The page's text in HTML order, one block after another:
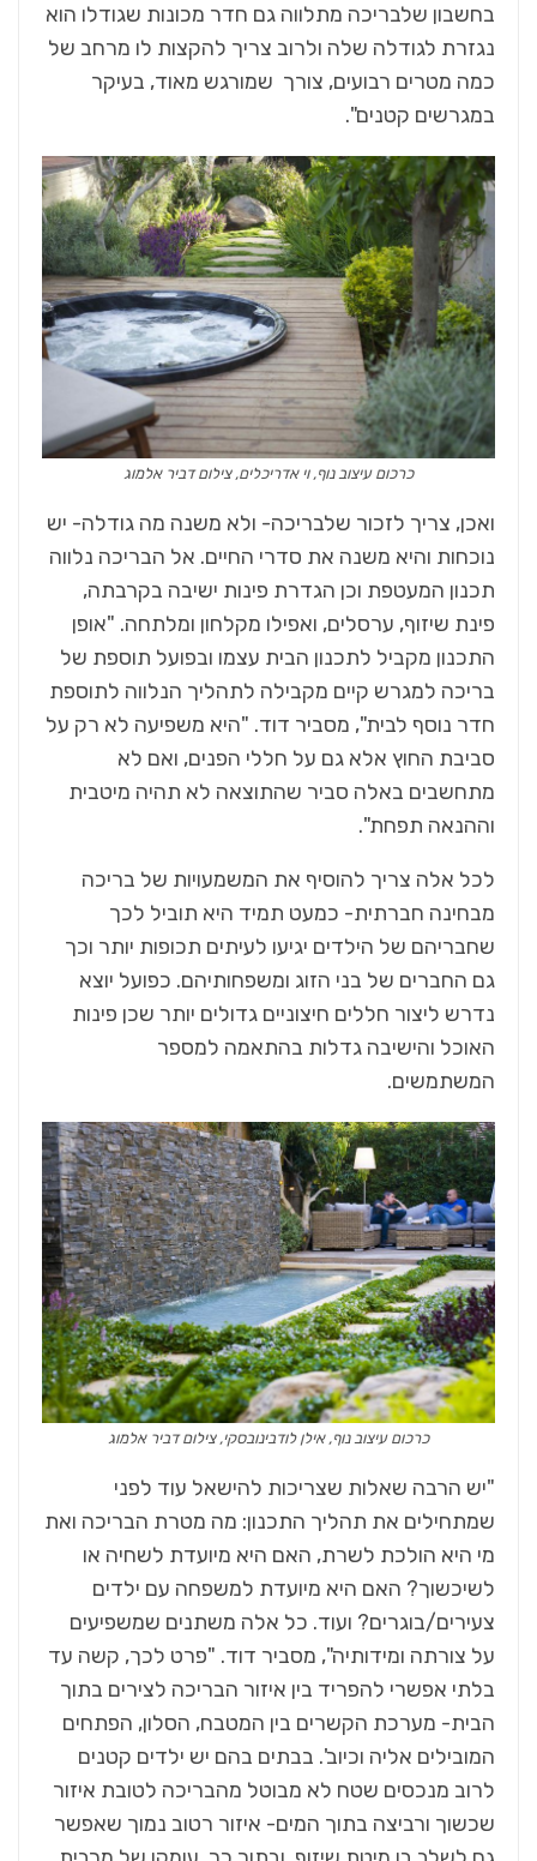
בחשבון שלבריכה מתלווה גם חדר מכונות שגודלו הוא
נגזרת לגודלה שלה ולרוב צריך להקצות לו מרחב של
כמה מטרים רבועים, צורך שמורגש מאוד, בעיקר
במגרשים קטנים".
כרכום עיצוב נוף, וי אדריכלים, צילום דביר אלמוג
ואכן, צריך לזכור שלבריכה- ולא משנה מה גודלה- יש
נוכחות והיא משנה את סדרי החיים. אל הבריכה נלווה
תכנון המעטפת וכן הגדרת פינות ישיבה בקרבתה,
פינת שיזוף, ערסלים, ואפילו מקלחון ומלתחה. "אופן
התכנון מקביל לתכנון הבית עצמו ובפועל תוספת של
בריכה למגרש קיים מקבילה לתהליך הנלווה לתוספת
חדר נוסף לבית", מסביר דוד. "היא משפיעה לא רק על
סביבת החוץ אלא גם על חללי הפנים, ואם לא
מתחשבים באלה סביר שהתוצאה לא תהיה מיטבית
וההנאה תפחת".
לכל אלה צריך להוסיף את המשמעויות של בריכה
מבחינה חברתית- כמעט תמיד היא תוביל לכך
שחבריהם של הילדים יגיעו לעיתים תכופות יותר וכך
גם החברים של בני הזוג ומשפחותיהם. כפועל יוצא
נדרש ליצור חללים חיצוניים גדולים יותר שכן פינות
האוכל והישיבה גדלות בהתאמה למספר
המשתמשים.
כרכום עיצוב נוף, אילן לודבינובסקי, צילום דביר אלמוג
"יש הרבה שאלות שצריכות להישאל עוד לפני
שמתחילים את תהליך התכנון: מה מטרת הבריכה ואת
מי היא הולכת לשרת, האם היא מיועדת לשחיה או
לשיכשוך? האם היא מיועדת למשפחה עם ילדים
צעירים/בוגרים? ועוד. כל אלה משתנים שמשפיעים
על צורתה ומידותיה", מסביר דוד. "פרט לכך, קשה עד
בלתי אפשרי להפריד בין איזור הבריכה לצירים בתוך
הבית- מערכת הקשרים בין המטבח, הסלון, הפתחים
המובילים אליה וכיוב'. בבתים בהם יש ילדים קטנים
לרוב מנכסים שטח לא מבוטל מהבריכה לטובת איזור
שכשוך ורביצה בתוך המים- איזור רטוב נמוך שאפשר